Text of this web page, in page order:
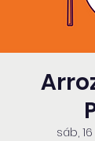
sáb,